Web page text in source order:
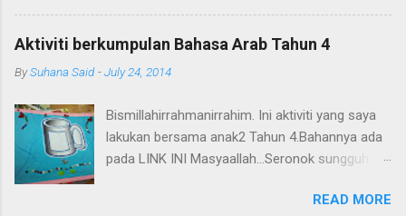
UK(kalau xsilap) yang amat tekun mengajar
anak2 mereka di rumah. Saya kongsikan di sini
carta hafazan untuk tandakan surah2 yang
dihafaz oleh anak kita. Rujuk di sini
juga di sini
http://www.easelandink.com/gallery/index.htm
Sangat bagus dan islamic .
Aktiviti berkumpulan Bahasa Arab Tahun 4
BySuhana Said -July 24, 2014
Bismillahirrahmanirrahim. Ini aktiviti yang saya
lakukan bersama anak2 Tahun 4.Bahannya ada
pada LINK INI Masyaallah...Seronok sungguh
READ MORE